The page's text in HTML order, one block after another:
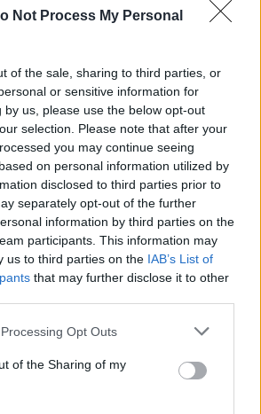
Not Process My Personal
of the sale, sharing to third parties, or
or sensitive information for
by us, please use the below opt-out
selection. Please note that after your
you may continue seeing
on personal information utilized by
disclosed to third parties prior to
separately opt-out of the further
information by third parties on the
participants. This information may
us to third parties on the IAB’s List of
that may further disclose it to other
Opt Outs
of the Sharing of my
Ft
05-21
749. tétel:
749. tétel, Őz trófea
Kikiáltási ár: 7 000Ft
Aukció:
29. aukció / műtárgy
Aukció időpontja: 2015-05-21
18:00
MEGTEKINTEM